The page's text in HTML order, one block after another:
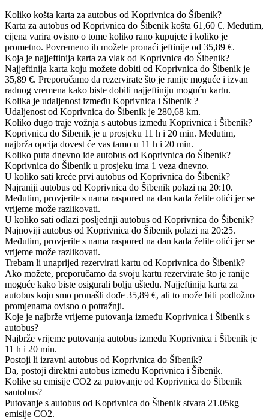
Koliko košta karta za autobus od Koprivnica do Šibenik?
Karta za autobus od Koprivnica do Šibenik košta 61,60 €. Međutim,
cijena varira ovisno o tome koliko rano kupujete i koliko je
prometno. Povremeno ih možete pronaći jeftinije od 35,89 €.
Koja je najjeftinija karta za vlak od Koprivnica do Šibenik?
Najjeftinija karta koju možete dobiti od Koprivnica do Šibenik je
35,89 €. Preporučamo da rezervirate što je ranije moguće i izvan
radnog vremena kako biste dobili najjeftiniju moguću kartu.
Kolika je udaljenost između Koprivnica i Šibenik ?
Udaljenost od Koprivnica do Šibenik je 280,68 km.
Koliko dugo traje vožnja s autobus između Koprivnica i Šibenik?
Koprivnica do Šibenik je u prosjeku 11 h i 20 min. Međutim,
najbrža opcija dovest će vas tamo u 11 h i 20 min.
Koliko puta dnevno ide autobus od Koprivnica do Šibenik?
Koprivnica do Šibenik u prosjeku ima 1 veza dnevno.
U koliko sati kreće prvi autobus od Koprivnica do Šibenik?
Najraniji autobus od Koprivnica do Šibenik polazi na 20:10.
Međutim, provjerite s nama raspored na dan kada želite otići jer se
vrijeme može razlikovati.
U koliko sati odlazi posljednji autobus od Koprivnica do Šibenik?
Najnoviji autobus od Koprivnica do Šibenik polazi na 20:25.
Međutim, provjerite s nama raspored na dan kada želite otići jer se
vrijeme može razlikovati.
Trebam li unaprijed rezervirati kartu od Koprivnica do Šibenik?
Ako možete, preporučamo da svoju kartu rezervirate što je ranije
moguće kako biste osigurali bolju uštedu. Najjeftinija karta za
autobus koju smo pronašli dođe 35,89 €, ali to može biti podložno
promjenama ovisno o potražnji.
Koje je najbrže vrijeme putovanja između Koprivnica i Šibenik s
autobus?
Najbrže vrijeme putovanja autobus između Koprivnica i Šibenik je
11 h i 20 min.
Postoji li izravni autobus od Koprivnica do Šibenik?
Da, postoji direktni autobus između Koprivnica i Šibenik.
Kolike su emisije CO2 za putovanje od Koprivnica do Šibenik
sautobus?
Putovanje s autobus od Koprivnica do Šibenik stvara 21.05kg
emisije CO2.